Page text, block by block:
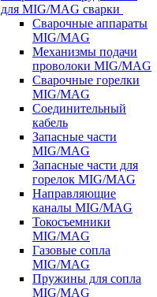
для MIG/MAG сварки
Сварочные аппараты
MIG/MAG
Механизмы подачи
проволоки MIG/MAG
Сварочные горелки
MIG/MAG
Соединительный
кабель
Запасные части
MIG/MAG
Запасные части для
горелок MIG/MAG
Направляющие
каналы MIG/MAG
Токосъемники
MIG/MAG
Газовые сопла
MIG/MAG
Пружины для сопла
MIG/MAG